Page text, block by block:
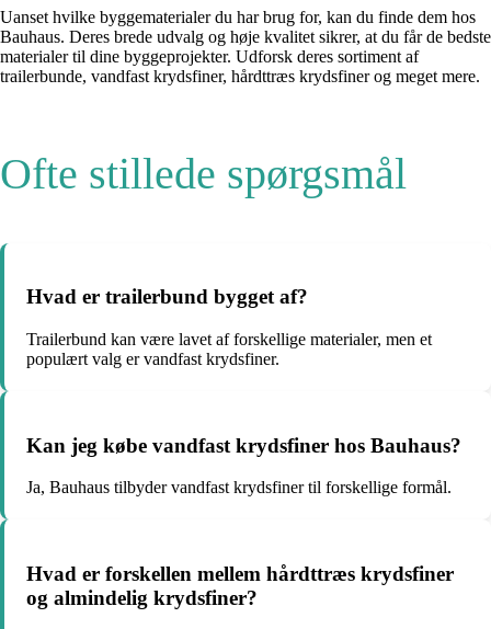
Uanset hvilke byggematerialer du har brug for, kan du finde dem hos
Bauhaus. Deres brede udvalg og høje kvalitet sikrer, at du får de bedste
materialer til dine byggeprojekter. Udforsk deres sortiment af
trailerbunde, vandfast krydsfiner, hårdttræs krydsfiner og meget mere.
Ofte stillede spørgsmål
Hvad er trailerbund bygget af?
Trailerbund kan være lavet af forskellige materialer, men et
populært valg er vandfast krydsfiner.
Kan jeg købe vandfast krydsfiner hos Bauhaus?
Ja, Bauhaus tilbyder vandfast krydsfiner til forskellige formål.
Hvad er forskellen mellem hårdttræs krydsfiner
og almindelig krydsfiner?